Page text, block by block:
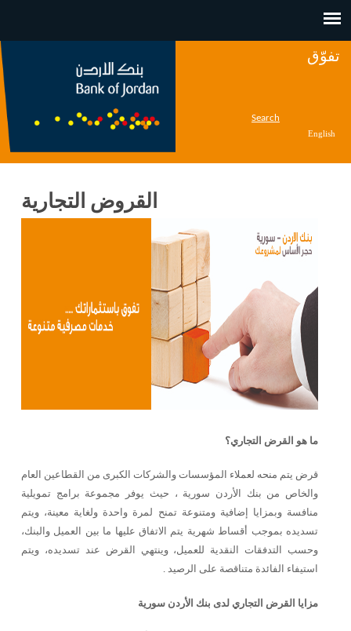
تفوّق
Search
English
القروض التجارية
ما هو القرض التجاري؟
قرض يتم منحه لعملاء المؤسسات والشركات الكبرى من القطاعين العام
والخاص من بنك الأردن سورية ، حيث يوفر مجموعة برامج تمويلية
منافسة وبمزايا إضافية ومتنوعة تمنح لمرة واحدة ولغاية معينة، ويتم
تسديده بموجب أقساط شهرية يتم الاتفاق عليها ما بين العميل والبنك،
وحسب التدفقات النقدية للعميل، وينتهي القرض عند تسديده، ويتم
استيفاء الفائدة متناقصة على الرصيد .
مزايا القرض التجاري لدى بنك الأردن سورية